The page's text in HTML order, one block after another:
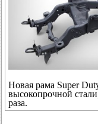
Новая рама Super
высокопрочной
раза.